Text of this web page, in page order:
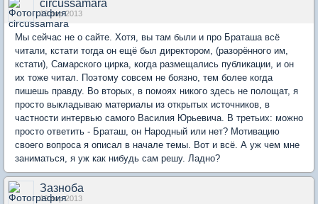
circussamara
19 апр 2013
Мы сейчас не о сайте. Хотя, вы там были и про Браташа всё
читали, кстати тогда он ещё был директором, (разорённого им,
кстати), Самарского цирка, когда размещались публикации, и он
их тоже читал. Поэтому совсем не боязно, тем более когда
пишешь правду. Во вторых, в помоях никого здесь не полощат, я
просто выкладываю материалы из открытых источников, в
частности интервью самого Василия Юрьевича. В третьих: можно
просто ответить - Браташ, он Народный или нет? Мотивацию
своего вопроса я описал в начале темы. Вот и всё. А уж чем мне
заниматься, я уж как нибудь сам решу. Ладно?
Зазноба
19 апр 2013